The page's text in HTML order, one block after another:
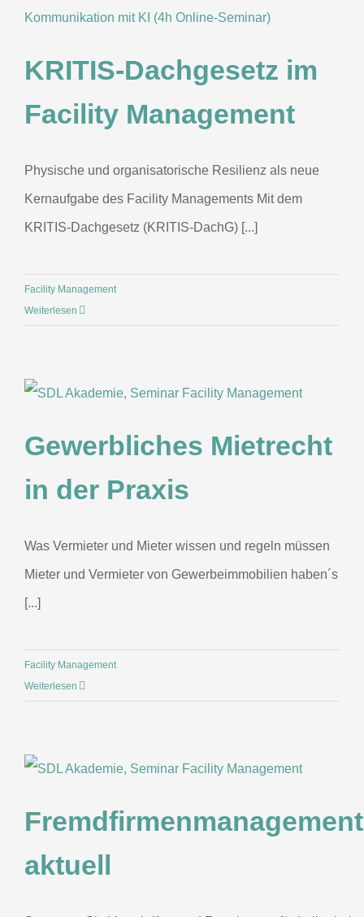
KRITIS-Dachgesetz im
Facility Management
Physische und organisatorische Resilienz als neue
Kernaufgabe des Facility Managements Mit dem
KRITIS-Dachgesetz (KRITIS-DachG) [...]
Facility Management
Weiterlesen
Gewerbliches Mietrecht
in der Praxis
Was Vermieter und Mieter wissen und regeln müssen
Mieter und Vermieter von Gewerbeimmobilien haben´s
[...]
Facility Management
Weiterlesen
Fremdfirmenmanagement
aktuell